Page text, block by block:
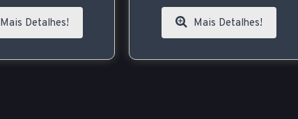
Mais Detalhes! Mais Detalhes!